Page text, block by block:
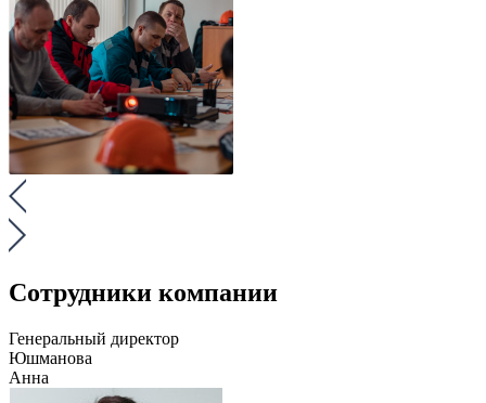
Сотрудники компании
Генеральный директор
Юшманова
Анна